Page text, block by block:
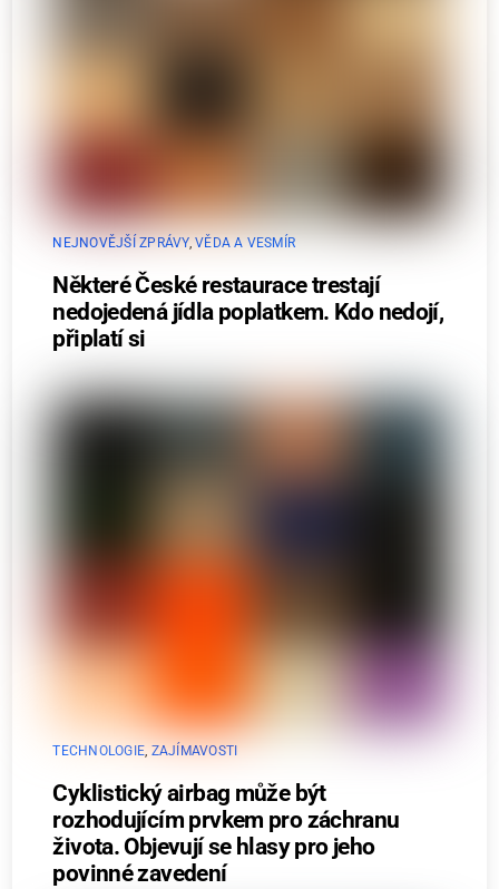
NEJNOVĚJŠÍ ZPRÁVY,VĚDA A VESMÍR
Některé České restaurace trestají
nedojedená jídla poplatkem. Kdo nedojí,
připlatí si
TECHNOLOGIE, ZAJÍMAVOSTI
Cyklistický airbag může být
rozhodujícím prvkem pro záchranu
života. Objevují se hlasy pro jeho
povinné zavedení